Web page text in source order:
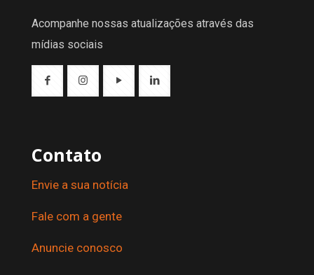
Acompanhe nossas atualizações através das
mídias sociais
Contato
Envie a sua notícia
Fale com a gente
Anuncie conosco